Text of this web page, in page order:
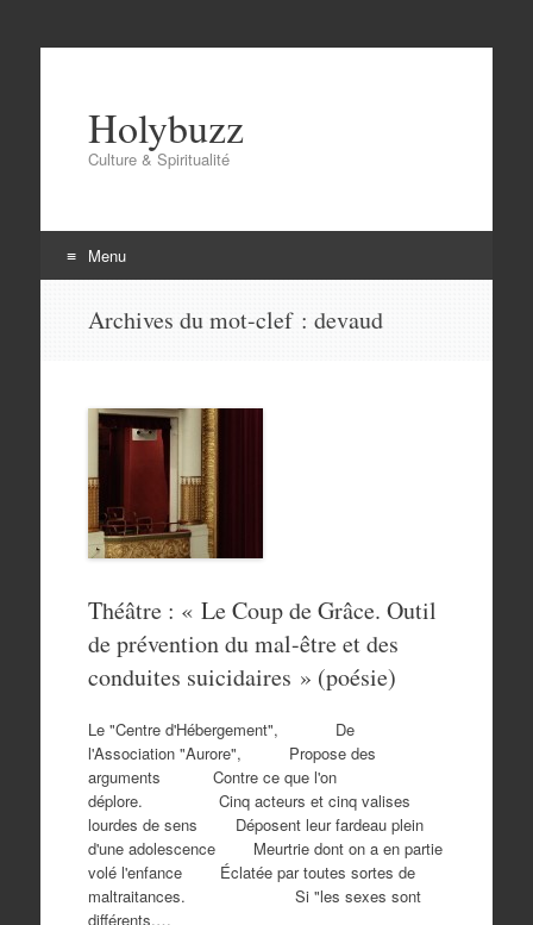
Holybuzz
Culture & Spiritualité
Menu
Archives du mot-clef : devaud
Théâtre : « Le Coup de Grâce. Outil
de prévention du mal-être et des
conduites suicidaires » (poésie)
Le "Centre d'Hébergement", De
l'Association "Aurore", Propose des
arguments Contre ce que l'on
déplore. Cinq acteurs et cinq valises
lourdes de sens Déposent leur fardeau plein
d'une adolescence Meurtrie dont on a en partie
volé l'enfance Éclatée par toutes sortes de
maltraitances. Si "les sexes sont
différents,…